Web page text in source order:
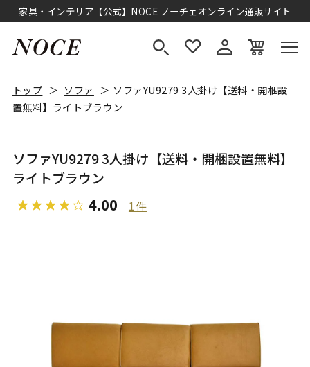
家具・インテリア【公式】NOCE ノーチェオンライン通販サイト
トップ ソファ
ソファYU9279 3人掛け【送料・開梱設
置無料】ライトブラウン
ソファYU9279 3人掛け【送料・開梱設置無料】
ライトブラウン
4.00 1件